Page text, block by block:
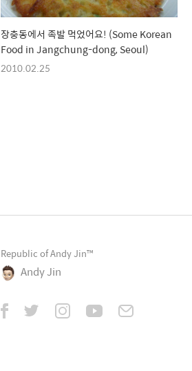
장충동에서 족발 먹었어요! (Some Korean
Food in Jangchung-dong, Seoul)
2010.02.25
Republic of Andy Jin™
Andy Jin